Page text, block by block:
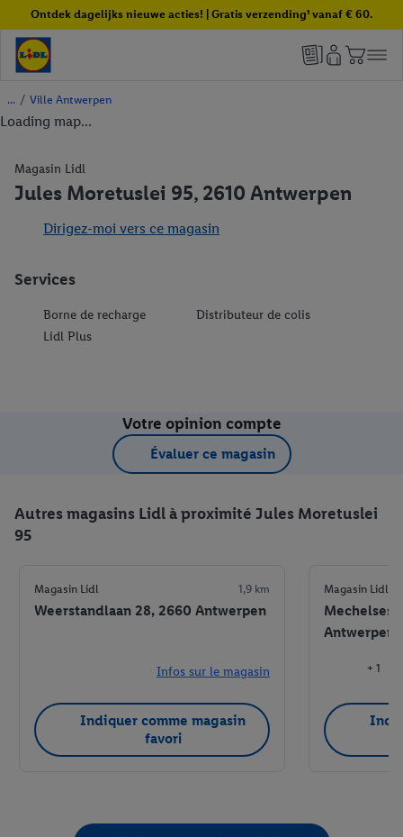
Ontdek dagelijks nieuwe acties! | Gratis verzending¹ vanaf € 60.
/ Ville Antwerpen
Loading map...
Magasin Lidl
Jules Moretuslei 95, 2610 Antwerpen
Dirigez-moi vers ce magasin
Services
Borne de recharge
Distributeur de colis
Lidl Plus
Votre opinion compte
Évaluer ce magasin
Autres magasins Lidl à proximité Jules Moretuslei
95
Magasin Lidl 1,9 km
Weerstandlaan 28, 2660 Antwerpen
Infos sur le magasin
Indiquer comme magasin
favori
Magasin Lidl
Antwerpen
+ 1